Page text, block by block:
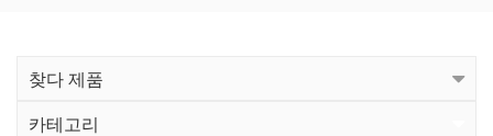
찾다 제품
카테고리